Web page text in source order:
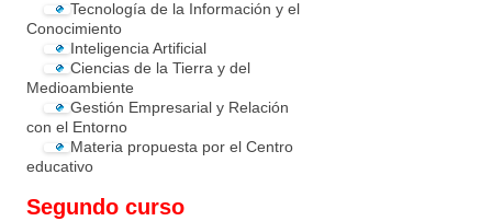
Tecnología de la Información y el
Conocimiento
Inteligencia Artificial
Ciencias de la Tierra y del
Medioambiente
Gestión Empresarial y Relación
con el Entorno
Materia propuesta por el Centro
educativo
Segundo curso